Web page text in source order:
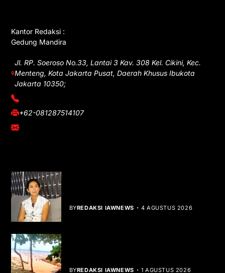
Kantor Redaksi :
Gedung Mandira
Jl. RP. Soeroso No.33, Lantai 3 Kav. 308 Kel. Cikini, Kec.
Menteng, Kota Jakarta Pusat, Daerah Khusus Ibukota
Jakarta 10350;
(021) 3908026
+62-081287514107
adm@iawnews.com
BYREDAKSI IAWNEWS 4 AGUSTUS 2026
BYREDAKSI IAWNEWS 1 AGUSTUS 2026